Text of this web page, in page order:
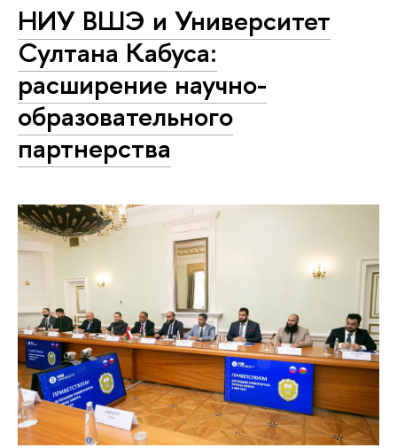
НИУ ВШЭ и Университет
Султана Кабуса:
расширение научно-
образовательного
партнерства